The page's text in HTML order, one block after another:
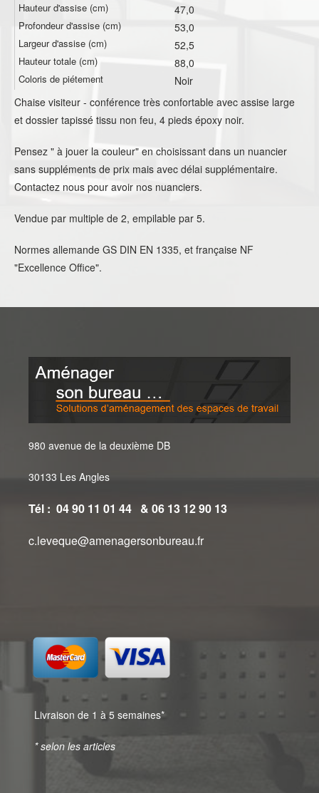
Hauteur d'assise (cm) 47,0
Profondeur d'assise (cm) 53,0
Largeur d'assise (cm) 52,5
Hauteur totale (cm) 88,0
Coloris de piétement
Noir
Chaise visiteur - conférence très confortable avec assise large
et dossier tapissé tissu non feu, 4 pieds époxy noir.
Pensez " à jouer la couleur" en choisissant dans un nuancier
sans suppléments de prix mais avec délai supplémentaire.
Contactez nous pour avoir nos nuanciers.
Vendue par multiple de 2, empilable par 5.
Normes allemande GS DIN EN 1335, et française NF
"Excellence Office".
980 avenue de la deuxième DB
30133 Les Angles
Tél : 04 90 11 01 44 & 06 13 12 90 13
c.leveque@amenagersonbureau.fr
Livraison de 1 à 5 semaines*
* selon les articles